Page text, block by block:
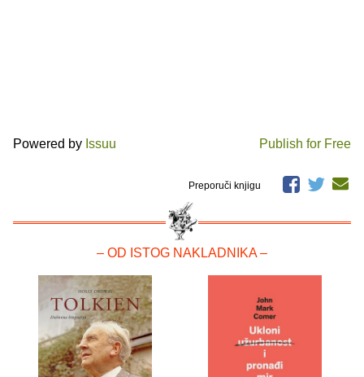
Powered by Issuu Publish for Free
Preporuči knjigu
– OD ISTOG NAKLADNIKA –